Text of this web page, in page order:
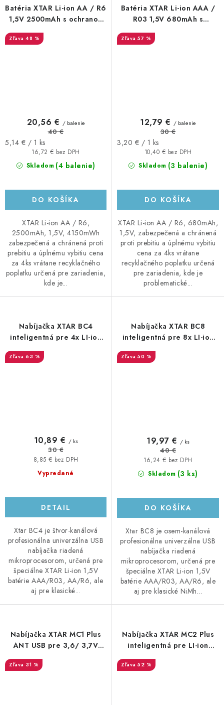
Batéria XTAR Li-ion AA / R6
1,5V 2500mAh s ochranou
48 %
Skladom (4 balenie)
16,72 € bez DPH
20,56 € / balenie
40 €
Jednotková
5,14 € / 1 ks
DO KOŠÍKA
XTAR Li-ion AA / R6,
2500mAh, 1,5V, 4150mWh
zabezpečená a chránená proti
prebitiu a úplnému vybitiu cena
za 4ks vrátane recyklačného
poplatku určená pre zariadenia,
kde je...
Batéria XTAR Li-ion AAA /
R03 1,5V 680mAh s
57 %
Skladom (3 balenie)
10,40 € bez DPH
12,79 € / balenie
30 €
Jednotková
3,20 € / 1 ks
DO KOŠÍKA
XTAR Li-ion AA / R6, 680mAh,
1,5V, zabezpečená a chránená
proti prebitiu a úplnému vybitiu
cena za 4ks vrátane
recyklačného poplatku určená
pre zariadenia, kde je
problematické...
Nabíjačka XTAR BC4
inteligentná pre 4x LI-ion
akumulátory 1,5V + Ni-Mh
AA / AAA 1,2V
63 %
Vypredané
8,85 € bez DPH
10,89 € / ks
30 €
DETAIL
Xtar BC4 je štvor-kanálová
profesionálna univerzálna USB
nabíjačka riadená
mikroprocesorom, určená pre
špeciálne XTAR Li-ion 1,5V
batérie AAA/R03, AA/R6, ale
aj pre klasické...
Nabíjačka XTAR BC8
inteligentná pre 8x LI-ion
akumulátory 1,5V + Ni-Mh
AA / AAA 1,2V
50 %
Skladom (3 ks)
16,24 € bez DPH
19,97 € / ks
40 €
DO KOŠÍKA
Xtar BC8 je osem-kanálová
profesionálna univerzálna USB
nabíjačka riadená
mikroprocesorom, určená pre
špeciálne XTAR Li-ion 1,5V
batérie AAA/R03, AA/R6, ale
aj pre klasické NiMh...
Nabíjačka XTAR MC1 Plus
ANT USB pre 3,6/ 3,7V
31 %
Nabíjačka XTAR MC2 Plus
inteligentná pre LI-ion
52 %